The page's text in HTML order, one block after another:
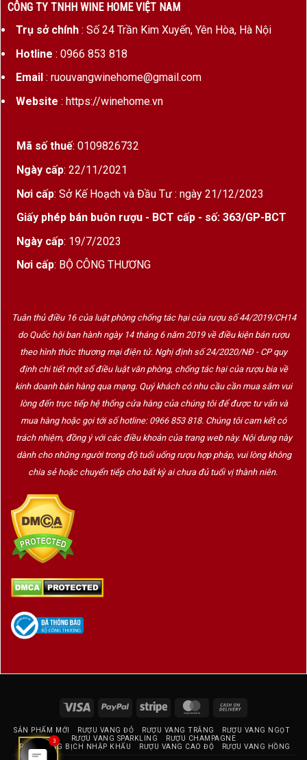
CÔNG TY TNHH WINE HOME VIỆT NAM
Trụ sở chính: Số 24 Trần Kim Xuyến, Yên Hòa, Hà Nội
Hotline : 0966 853 818
Email : ruouvangwinehome@gmail.com
Website : https://winehome.vn
Mã số thuế: 0109826732
Ngày cấp: 22/11/2021
Nơi cấp: Sở Kế Hoạch và Đầu Tư : ngày 21/12/2023
Giấy phép bán buôn rượu - BCT cấp - số: 363/GP-BCT
Ngày cấp: 19/7/2023
Nơi cấp: BỘ CÔNG THƯƠNG
Tuân thủ điều 16 của luật phòng chống tác hại của rượu số 44/2019/CH14
do Quốc hội ban hành ngày 14 tháng 6 năm 2019 về điều kiện bán rượu
theo hình thức thương mại điện tử. Nghị định số 24/2020/NĐ - CP quy
định chi tiết một số điều luật văn phòng, chống tác hại của rượu bia về
kinh doanh bán hàng qua mạng. Quý khách có nhu cầu cần mua sắm vui
lòng đến trực tiếp hệ thống cửa hàng của chúng tôi để được tư vấn và
mua hàng hoặc gọi tới số hotline: 0966 853 818. Chúng tôi cam kết có
trách nhiệm, đồng ý với các điều khoản của trang web này. Nội dung này
dành cho những người trong độ tuổi uống rượu hợp pháp, vui lòng không
chia sẻ hoặc chuyển tiếp cho bất kỳ ai chưa đủ tuổi vị thành niên.
Visa PayPal Stripe MasterCard
Delivery
SẢN PHẨM MỚI RƯỢU VANG ĐỎ RƯỢU VANG TRẮNG
RƯỢU VANG NGỌT
RƯỢU VANG SPARKLING
RƯỢU CHAMPAGNE
RƯỢU VANG BỊCH NHẬP KHẨU
RƯỢU VANG CAO ĐỘ RƯỢU VANG HỒNG
3